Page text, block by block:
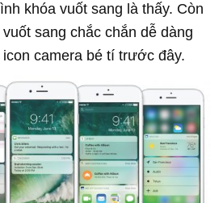
khóa vuốt sang là thấy. Còn
sang chắc chắn dễ dàng
camera bé tí trước đây.